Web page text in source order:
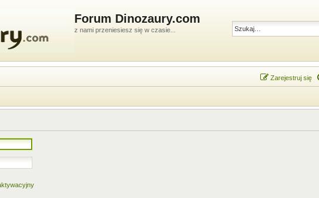
Forum Dinozaury.com
z nami przeniesiesz się w czasie...
Zarejestruj się